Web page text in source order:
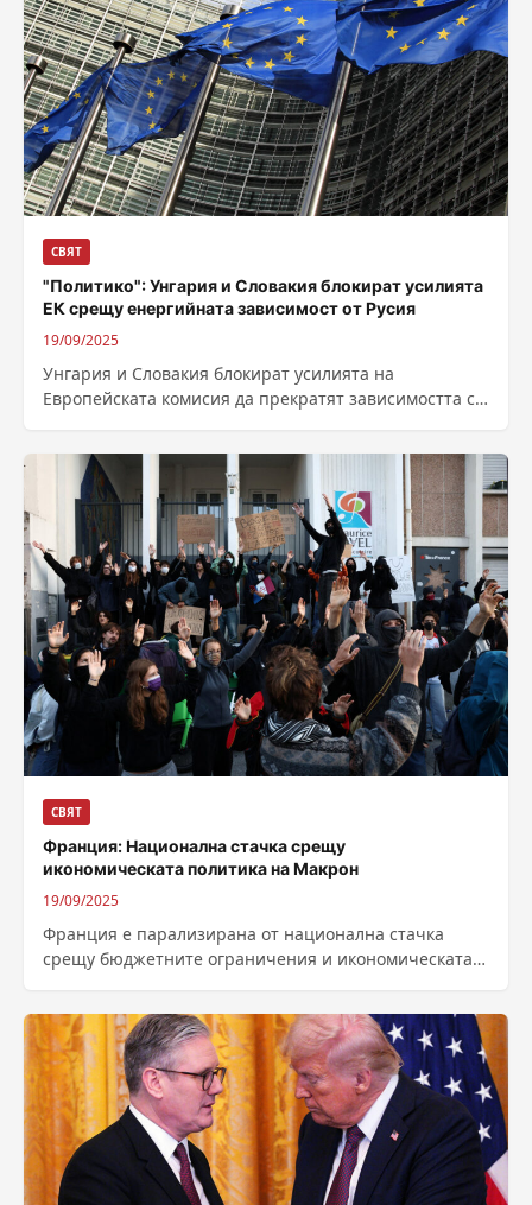
СВЯТ
"Политико": Унгария и Словакия блокират усилията
ЕК срещу енергийната зависимост от Русия
19/09/2025
Унгария и Словакия блокират усилията на
Европейската комисия да прекратят зависимостта си
Това е...
СВЯТ
Франция: Национална стачка срещу
икономическата политика на Макрон
19/09/2025
Франция е парализирана от национална стачка
срещу бюджетните ограничения и икономическата
след назначаването на...